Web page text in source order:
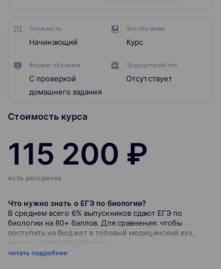
Сложность
Начинающий
Тип обучения
Курс
Формат обучения
С проверкой
домашнего задания
Трудоустройство
Отсутствует
Стоимость курса
115 200 ₽
есть рассрочка
Что нужно знать о ЕГЭ по биологии?
В среднем всего 6% выпускников сдают ЕГЭ по
биологии на 80+ баллов. Для сравнения: чтобы
поступить на бюджет в топовый медицинский вуз,
нужно набрать 90+ баллов
Ученик должен решить 28 заданий за 235 минут (3
читать подробнее